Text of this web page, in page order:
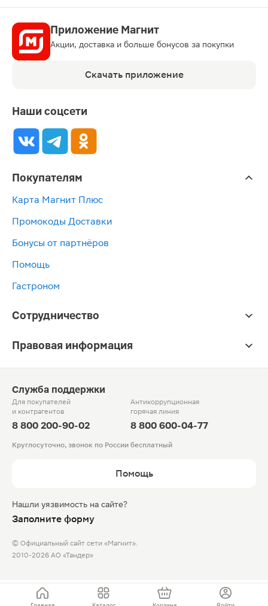
Приложение Магнит
Акции, доставка и больше бонусов за покупки
Скачать приложение
Наши соцсети
Покупателям
Карта Магнит Плюс
Промокоды Доставки
Бонусы от партнёров
Помощь
Гастроном
Сотрудничество
Правовая информация
Служба поддержки
Для покупателей
и контрагентов
8 800 200-90-02
Антикоррупционная
горячая линия
8 800 600-04-77
Круглосуточно, звонок по России бесплатный
Помощь
Нашли уязвимость на сайте?
Заполните форму
© Официальный сайт сети «Магнит».
2010-2026 АО «Тандер»